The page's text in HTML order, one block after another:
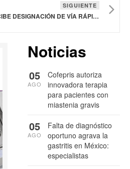
SIGUIENTE
EMRUSOLMIN DE TEVA RECIBE DESIGNACIÓN DE VÍA RÁPIDA DE LA FDA PARA TRATAR LA ATROFIA MULTISISTÉMICA
Noticias
Cofepris autoriza
innovadora terapia
para pacientes con
miastenia gravis
05
AGO
Falta de diagnóstico
oportuno agrava la
gastritis en México:
especialistas
05
AGO